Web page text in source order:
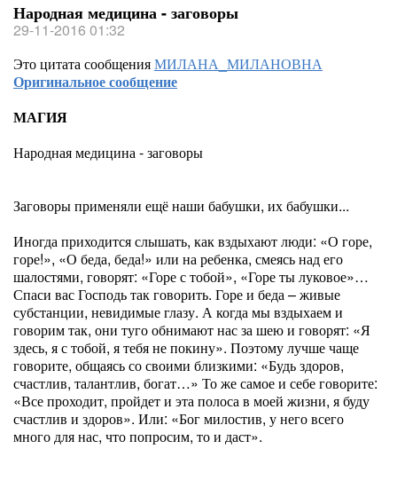
Народная медицина - заговоры
29-11-2016 01:32
Это цитата сообщенияМИЛАНА_МИЛАНОВНА
Оригинальное сообщение
МАГИЯ
Народная медицина - заговоры
Заговоры применяли ещё наши бабушки, их бабушки...
Иногда приходится слышать, как вздыхают люди: «О горе,
горе!», «О беда, беда!» или на ребенка, смеясь над его
шалостями, говорят: «Горе с тобой», «Горе ты луковое»…
Спаси вас Господь так говорить. Горе и беда – живые
субстанции, невидимые глазу. А когда мы вздыхаем и
говорим так, они туго обнимают нас за шею и говорят: «Я
здесь, я с тобой, я тебя не покину». Поэтому лучше чаще
говорите, общаясь со своими близкими: «Будь здоров,
счастлив, талантлив, богат…» То же самое и себе говорите:
«Все проходит, пройдет и эта полоса в моей жизни, я буду
счастлив и здоров». Или: «Бог милостив, у него всего
много для нас, что попросим, то и даст».